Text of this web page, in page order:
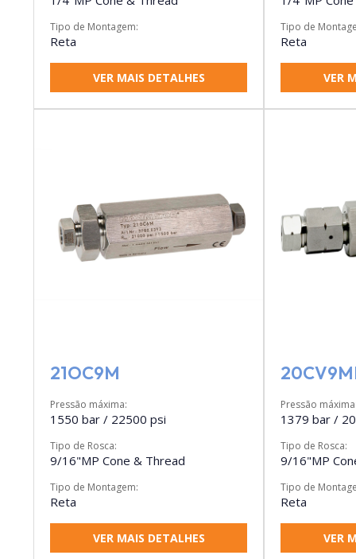
Tipo de Montagem:
Reta
VER MAIS DETALHES
Tipo de
Reta
VER
21OC9M
Pressão máxima:
1550 bar / 22500 psi
Tipo de Rosca:
9/16"MP Cone & Thread
Tipo de Montagem:
Reta
VER MAIS DETALHES
Pressão
1379 bar /
Tipo de Rosca:
9/16"MP
Tipo de
Reta
VER